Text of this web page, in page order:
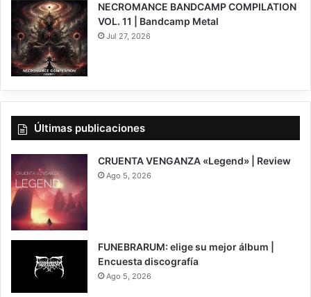
NECROMANCE BANDCAMP COMPILATION
VOL. 11 | Bandcamp Metal
Jul 27, 2026
Últimas publicaciones
7
CRUENTA VENGANZA «Legend» | Review
Ago 5, 2026
FUNEBRARUM: elige su mejor álbum |
Encuesta discografía
Ago 5, 2026